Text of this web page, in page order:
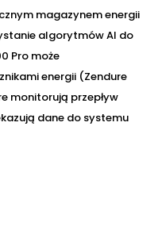
magazynem energii
algorytmów AI do
Pro może
energii (Zendure
monitorują przepływ
dane do systemu